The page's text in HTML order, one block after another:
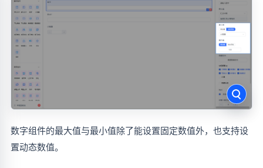
数字组件的最大值与最小值除了能设置固定数值外，也支持设
置动态数值。